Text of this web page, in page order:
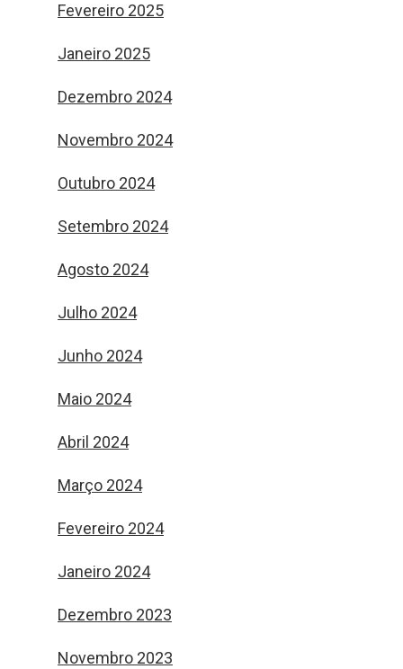
Fevereiro 2025
Janeiro 2025
Dezembro 2024
Novembro 2024
Outubro 2024
Setembro 2024
Agosto 2024
Julho 2024
Junho 2024
Maio 2024
Abril 2024
Março 2024
Fevereiro 2024
Janeiro 2024
Dezembro 2023
Novembro 2023